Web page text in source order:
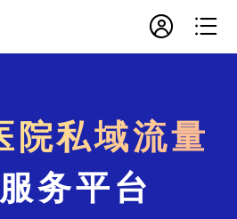
 
院私域流量
务平台